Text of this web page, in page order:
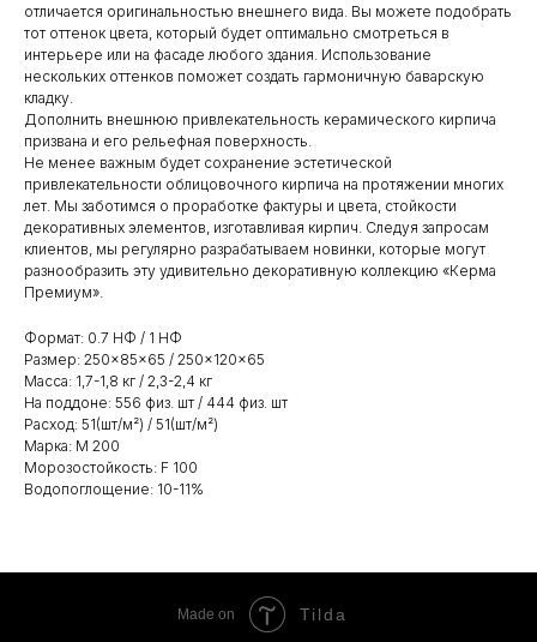
отличается оригинальностью внешнего вида. Вы можете подобрать
тот оттенок цвета, который будет оптимально смотреться в
интерьере или на фасаде любого здания. Использование
нескольких оттенков поможет создать гармоничную баварскую
кладку.
Дополнить внешнюю привлекательность керамического кирпича
призвана и его рельефная поверхность.
Не менее важным будет сохранение эстетической
привлекательности облицовочного кирпича на протяжении многих
лет. Мы заботимся о проработке фактуры и цвета, стойкости
декоративных элементов, изготавливая кирпич. Следуя запросам
клиентов, мы регулярно разрабатываем новинки, которые могут
разнообразить эту удивительно декоративную коллекцию «Керма
Премиум».
Формат: 0.7 НФ / 1 НФ
Размер: 250×85×65 / 250×120×65
Масса: 1,7-1,8 кг / 2,3-2,4 кг
На поддоне: 556 физ. шт / 444 физ. шт
Расход: 51(шт/м²) / 51(шт/м²)
Марка: М 200
Морозостойкость: F 100
Водопоглощение: 10-11%
Made on Tilda